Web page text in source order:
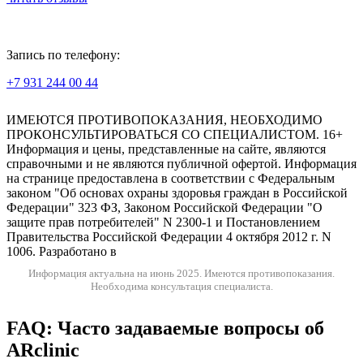
Запись по телефону:
+7 931 244 00 44
ИМЕЮТСЯ ПРОТИВОПОКАЗАНИЯ, НЕОБХОДИМО
ПРОКОНСУЛЬТИРОВАТЬСЯ СО СПЕЦИАЛИСТОМ. 16+
Информация и цены, представленные на сайте, являются
справочными и не являются публичной офертой. Информация
на странице предоставлена в соответствии с Федеральным
законом "Об основах охраны здоровья граждан в Российской
Федерации" 323 ФЗ, Законом Российской Федерации "О
защите прав потребителей" N 2300-1 и Постановлением
Правительства Российской Федерации 4 октября 2012 г. N
1006. Разработано в
Информация актуальна на июнь 2025. Имеются противопоказания.
Необходима консультация специалиста.
FAQ: Часто задаваемые вопросы об
ARclinic